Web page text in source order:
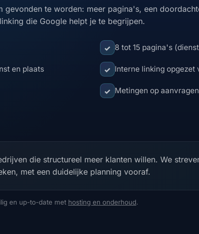
gevonden te worden: meer pagina's, een
die Google helpt je te begrijpen.
✓ 8 tot 15 pagina's
en plaats ✓ Interne linking opgezet
✓ Metingen op
die structureel meer klanten willen. We
met een duidelijke planning vooraf.
en up-to-date met hosting en onderhoud.